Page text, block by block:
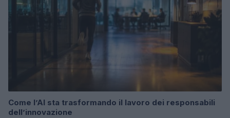
Come l’AI sta trasformando il lavoro dei responsabili
dell’innovazione